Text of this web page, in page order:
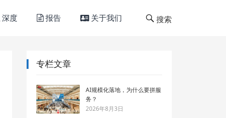
深度 报告 关于我们 搜索
专栏文章
AI规模化落地，为什么要拼服
务？
2026年8月3日